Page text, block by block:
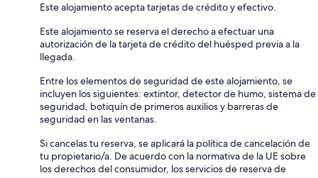
Este alojamiento acepta tarjetas de crédito y efectivo.
Este alojamiento se reserva el derecho a efectuar una
autorización de la tarjeta de crédito del huésped previa a la
llegada.
Entre los elementos de seguridad de este alojamiento, se
incluyen los siguientes: extintor, detector de humo, sistema de
seguridad, botiquín de primeros auxilios y barreras de
seguridad en las ventanas.
Si cancelas tu reserva, se aplicará la política de cancelación de
tu propietario/a. De acuerdo con la normativa de la UE sobre
los derechos del consumidor, los servicios de reserva de